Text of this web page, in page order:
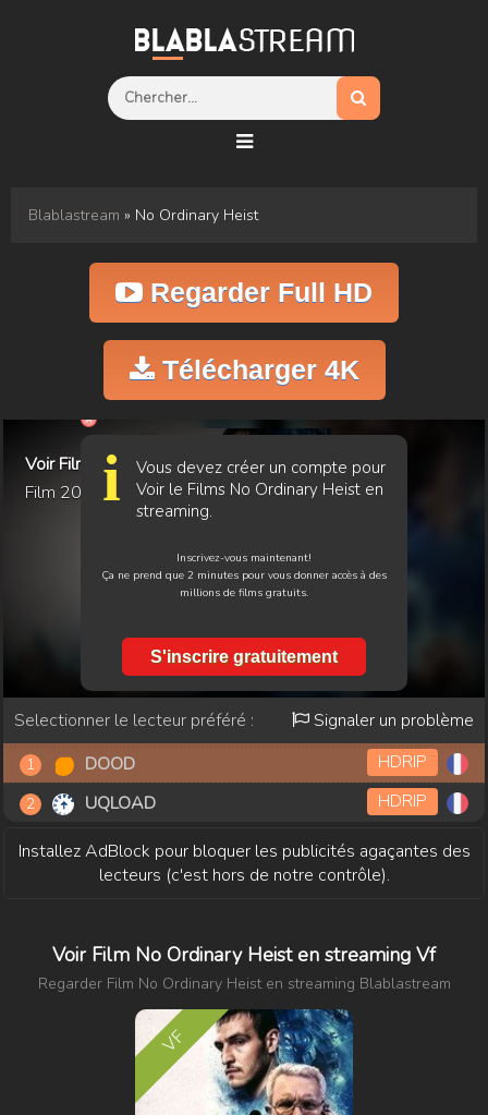
Blablastream » No Ordinary Heist
Regarder Full HD
Télécharger 4K
i
Vous devez créer un compte pour
Voir le Films No Ordinary Heist en
streaming.
Inscrivez-vous maintenant!
Ça ne prend que 2 minutes pour vous donner accès à des
millions de films gratuits.
S'inscrire gratuitement
Voir Film No Ordinary Heist
Film 2026
Selectionner le lecteur préféré :
Signaler un problème
DOOD
HDRIP
UQLOAD
HDRIP
Installez AdBlock pour bloquer les publicités agaçantes des
lecteurs (c'est hors de notre contrôle).
Voir Film No Ordinary Heist en streaming Vf
Regarder Film No Ordinary Heist en streaming Blablastream
VF